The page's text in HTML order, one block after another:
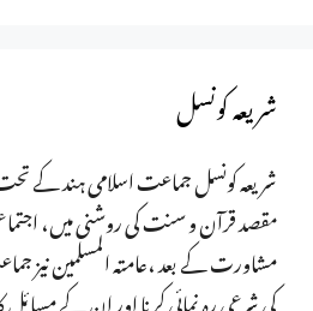
شریعہ کونسل
شریعہ کونسل جماعت اسلامی ہند کے
مقصد قرآن و سنت کی روشنی میں،
مشاورت کے بعد ،عامتہ المسلمین نیز
کی شرعی رہ نمائی کرنا اور ان کے